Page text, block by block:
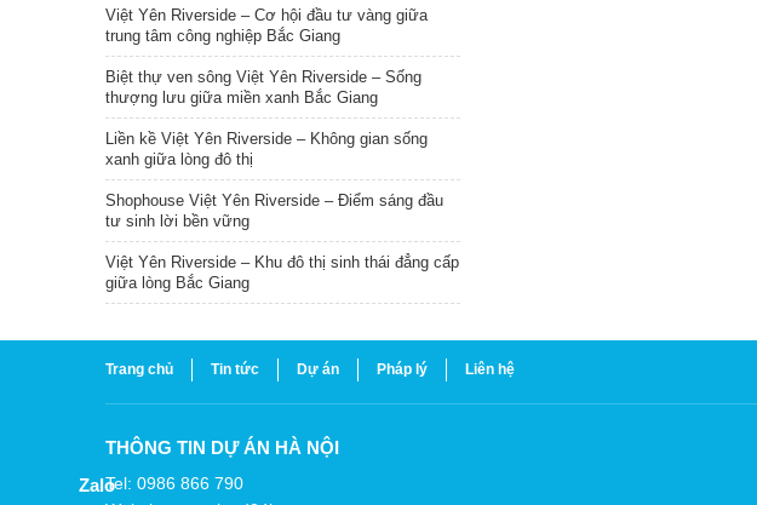
Việt Yên Riverside – Cơ hội đầu tư vàng giữa
trung tâm công nghiệp Bắc Giang
Biệt thự ven sông Việt Yên Riverside – Sống
thượng lưu giữa miền xanh Bắc Giang
Liền kề Việt Yên Riverside – Không gian sống
xanh giữa lòng đô thị
Shophouse Việt Yên Riverside – Điểm sáng đầu
tư sinh lời bền vững
Việt Yên Riverside – Khu đô thị sinh thái đẳng cấp
giữa lòng Bắc Giang
Trang chủ Tin tức Dự án Pháp lý Liên hệ
THÔNG TIN DỰ ÁN HÀ NỘI
Tel: 0986 866 790
Zalo